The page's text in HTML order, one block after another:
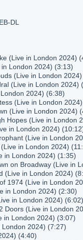
DL
(Live in London 2024)
London 2024) (3:13)
(Live in London
(Live in London 2024)
2024) (6:38)
(Live in London
(Live in London 2024)
Hopes (Live in London
in London 2024)
(Live in London
in London 2024)
in London 2024) (1:35)
on Broadway (Live in
(Live in London 2024)
1974 (Live in London
in London 2024) (2:30)
in London 2024) (6:02)
Doors (Live in London
in London 2024) (3:07)
2024) (7:27)
(4:40)